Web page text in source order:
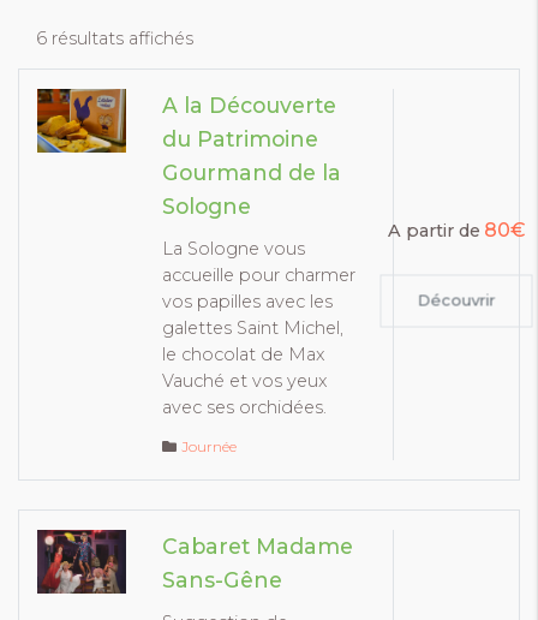
6 résultats affichés
A la Découverte
du Patrimoine
Gourmand de la
Sologne
La Sologne vous
accueille pour charmer
vos papilles avec les
galettes Saint Michel,
le chocolat de Max
Vauché et vos yeux
avec ses orchidées.
Journée
A partir de 80€
Découvrir
Cabaret Madame
Sans-Gêne